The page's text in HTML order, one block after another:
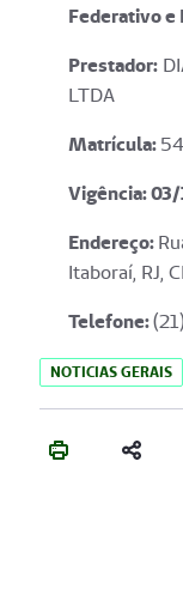
Federativo e
Prestador:
LTDA
Matrícula:
Vigência: 03
Endereço:
Itaboraí, RJ,
Telefone:
NOTICIAS GERAIS